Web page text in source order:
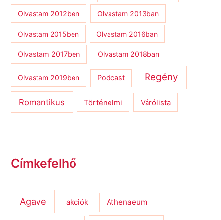
Olvastam 2012ben Olvastam 2013ban
Olvastam 2015ben Olvastam 2016ban
Olvastam 2017ben Olvastam 2018ban
Olvastam 2019ben Podcast Regény
Romantikus Történelmi Várólista
Címkefelhő
Agave akciók Athenaeum